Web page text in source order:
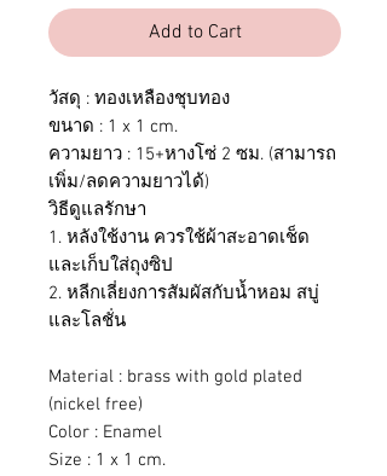
Add to Cart
วัสดุ : ทองเหลืองชุบทอง
ขนาด : 1 x 1 cm.
ความยาว : 15+หางโซ่ 2 ซม. (สามารถ
เพิ่ม/ลดความยาวได้)
วิธีดูแลรักษา
1. หลังใช้งาน ควรใช้ผ้าสะอาดเช็ด
และเก็บใส่ถุงซิป
2. หลีกเลี่ยงการสัมผัสกับน้ำหอม สบู่
และโลชั่น
Material : brass with gold plated
(nickel free)
Color : Enamel
Size : 1 x 1 cm.